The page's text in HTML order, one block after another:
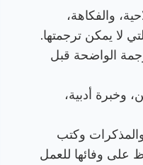
والفكاهة،
لا يمكن ترجمتها.
الواضحة قبل
وخبرة أدبية،
والمذكرات وكتب
على وفائها للعمل